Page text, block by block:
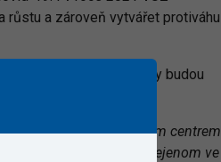
růstu a zároveň vytvářet protiváhu
oblastech činnosti firmy budou
vizí stát se evropským centrem
s ambicí prosadit se nejenom ve